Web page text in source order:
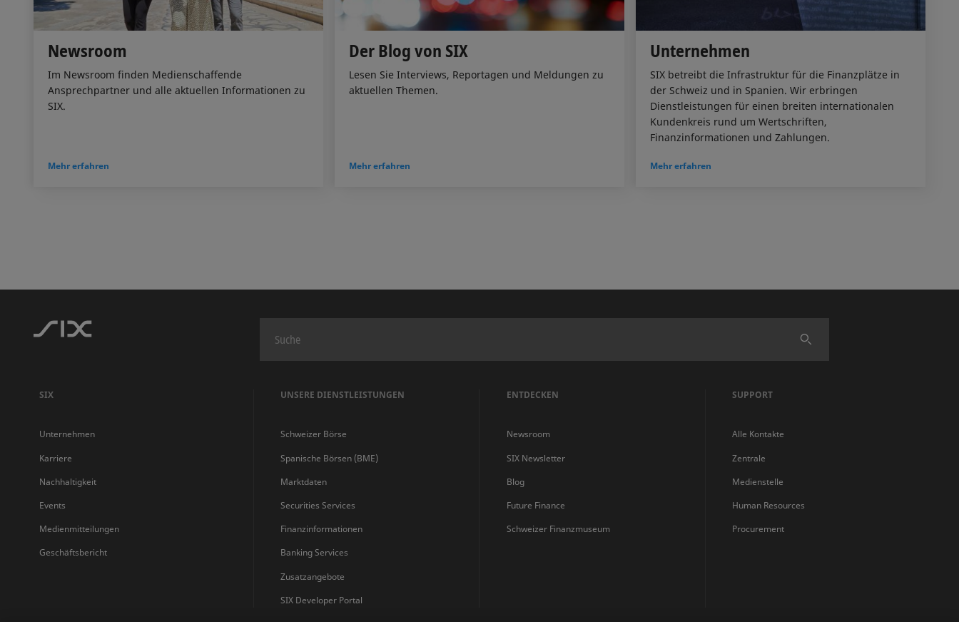
Newsroom
Im Newsroom finden Medienschaffende
Ansprechpartner und alle aktuellen Informationen zu
SIX.
Mehr erfahren
Der Blog von SIX
Lesen Sie Interviews, Reportagen und Meldungen zu
aktuellen Themen.
Mehr erfahren
Unternehmen
SIX betreibt die Infrastruktur für die Finanzplätze in
der Schweiz und in Spanien. Wir erbringen
Dienstleistungen für einen breiten internationalen
Kundenkreis rund um Wertschriften,
Finanzinformationen und Zahlungen.
Mehr erfahren
Finden
SIX
Unternehmen
Karriere
Nachhaltigkeit
Events
Medienmitteilungen
Geschäftsbericht
UNSERE DIENSTLEISTUNGEN
Schweizer Börse
Spanische Börsen (BME)
Marktdaten
Securities Services
Finanzinformationen
Banking Services
Zusatzangebote
SIX Developer Portal
ENTDECKEN
Newsroom
SIX Newsletter
Blog
Future Finance
Schweizer Finanzmuseum
SUPPORT
Alle Kontakte
Zentrale
Medienstelle
Human Resources
Procurement